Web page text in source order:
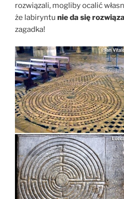
rozwiązali, mogliby ocalić
że labiryntu nie da się
zagadka!